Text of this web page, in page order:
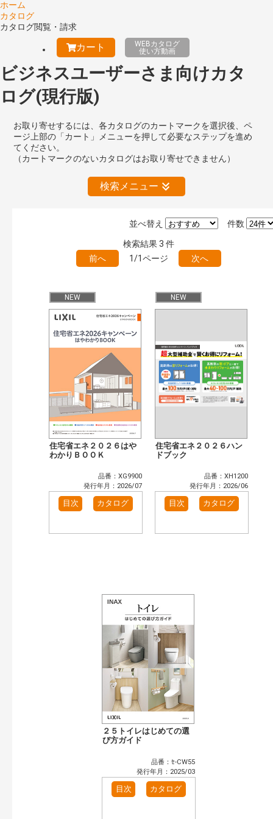
ホーム
カタログ
カタログ閲覧・請求
カート
WEBカタログ
使い方動画
ビジネスユーザーさま向けカタ
ログ(現行版)
お取り寄せするには、各カタログのカートマークを選択後、ペ
ージ上部の「カート」メニューを押して必要なステップを進め
てください。
（カートマークのないカタログはお取り寄せできません）
検索メニュー
絞り込みの解除
旧版（WEBカタログ）
キーワード検索（あいまい）
おすすめハッシュタグ
まずはここから（3）
施工イメージ・アイデア集（2）
リフォームおすすめ（3）
省エネ住宅関連（1）
補助金・優遇制度を知る（2）
カタログ一覧＆使い方（2）
カテゴリー
窓・シャッター（14）
玄関ドア・引戸（6）
インテリア建材（10）
エクステリア（3）
トイレ（3）
小型電気温水器（1）
水栓金具（3）
件数
並べ替え
検索結果3 件
前へ
1/1ページ 次へ
NEW
住宅省エネ２０２６はや
わかりＢＯＯＫ
品番：XG9900
発行年月：2026/07
目次 カタログ
NEW
住宅省エネ２０２６ハン
ドブック
品番：XH1200
発行年月：2026/06
目次 カタログ
２５トイレはじめての選
び方ガイド
品番：ｾ-CW55
発行年月：2025/03
目次 カタログ